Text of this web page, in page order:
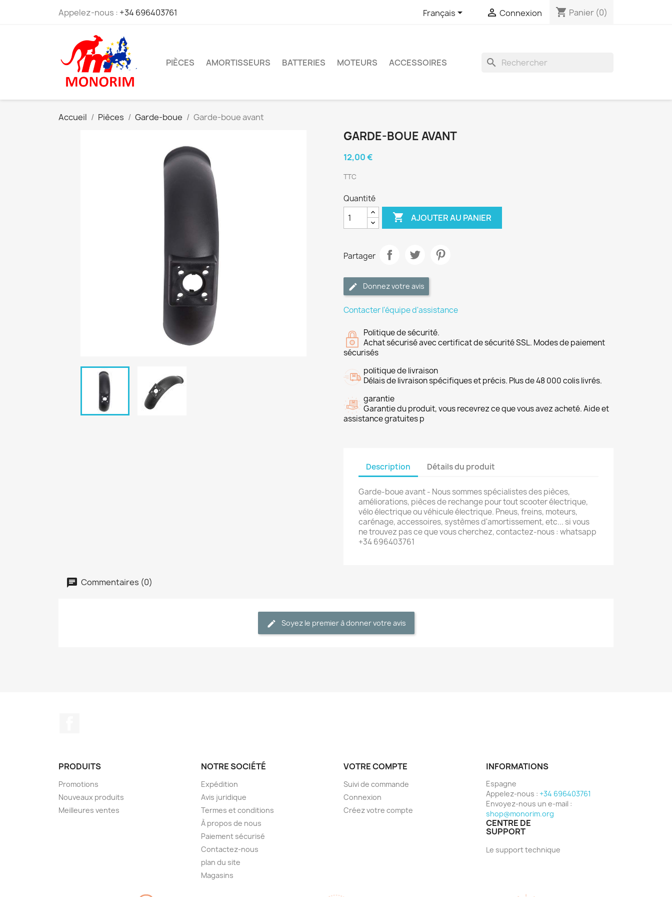
Appelez-nous : +34 696403761 Français  Connexion shopping_cart Panier (0)
PIÈCES AMORTISSEURS BATTERIES MOTEURS ACCESSOIRES search
Accueil Pièces Garde-boue Garde-boue avant
GARDE-BOUE AVANT
12,00 €
TTC
Quantité
 AJOUTER AU PANIER
Partager
Donnez votre avis
Contacter l'équipe d'assistance
Politique de sécurité.
Achat sécurisé avec certificat de sécurité SSL. Modes de paiement
sécurisés
politique de livraison
Délais de livraison spécifiques et précis. Plus de 48 000 colis livrés.
garantie
Garantie du produit, vous recevrez ce que vous avez acheté. Aide et
assistance gratuites p
Description Détails du produit
Garde-boue avant - Nous sommes spécialistes des pièces,
améliorations, pièces de rechange pour tout scooter électrique,
vélo électrique ou véhicule électrique. Pneus, freins, moteurs,
carénage, accessoires, systèmes d'amortissement, etc... si vous
ne trouvez pas ce que vous cherchez, contactez-nous : whatsapp
+34 696403761
Commentaires (0)
Soyez le premier à donner votre avis
PRODUITS
Promotions
Nouveaux produits
Meilleures ventes
NOTRE SOCIÉTÉ
Expédition
Avis juridique
Termes et conditions
À propos de nous
Paiement sécurisé
Contactez-nous
plan du site
Magasins
VOTRE COMPTE
Suivi de commande
Connexion
Créez votre compte
INFORMATIONS
Espagne
Appelez-nous : +34 696403761
Envoyez-nous un e-mail :
shop@monorim.org
CENTRE DE
SUPPORT
Le support technique